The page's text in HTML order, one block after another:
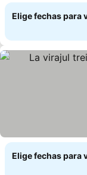
Elige fechas para
Elige fechas para